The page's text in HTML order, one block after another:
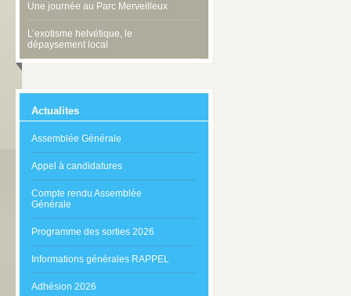
Une journée au Parc Merveilleux
L’exotisme helvétique, le
dépaysement local
Actualites
Assemblée Générale
Appel à candidatures
Compte rendu Assemblée
Générale
Programme des sorties 2026
Informations générales RAPPEL
Adhésion 2026